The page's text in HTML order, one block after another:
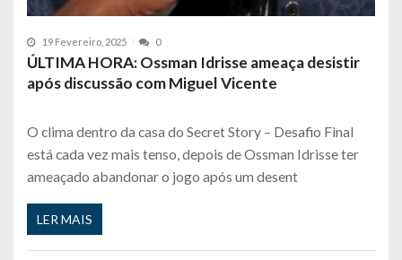
19 Fevereiro, 2025 0
ÚLTIMA HORA: Ossman Idrisse ameaça desistir
após discussão com Miguel Vicente
O clima dentro da casa do Secret Story – Desafio Final
está cada vez mais tenso, depois de Ossman Idrisse ter
ameaçado abandonar o jogo após um desent
LER MAIS